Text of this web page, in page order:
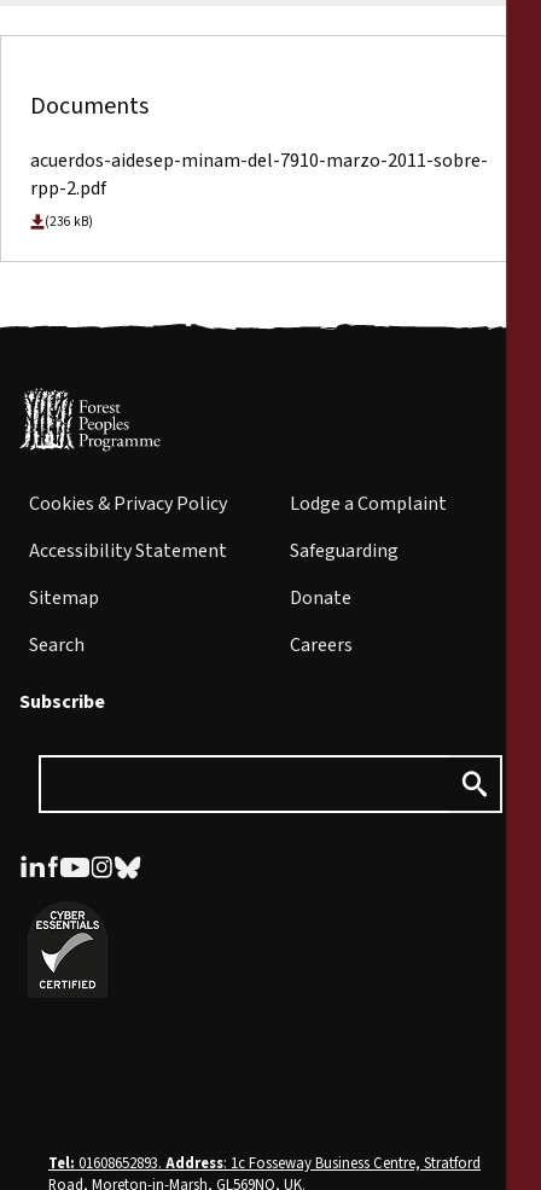
Documents
acuerdos-aidesep-minam-del-7910-marzo-2011-sobre-
rpp-2.pdf
(236 kB)
Cookies & Privacy Policy
Accessibility Statement
Sitemap
Search
Lodge a Complaint
Safeguarding
Donate
Careers
Subscribe
Tel: 01608652893. Address: 1c Fosseway Business Centre, Stratford